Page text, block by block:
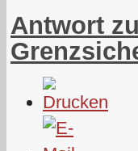
Antwort